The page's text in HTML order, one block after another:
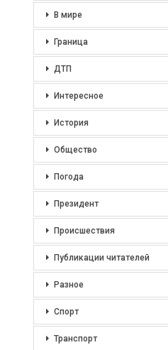
В мире
Граница
ДТП
Интересное
История
Общество
Погода
Президент
Происшествия
Публикации читателей
Разное
Спорт
Транспорт